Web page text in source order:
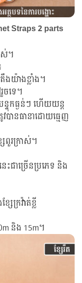
Straps 2 parts
ស់។
តឹងយ៉ាងខ្លាំង។
ចទេ។
ទុកធ្ងន់ៗ ហើយយន្ត
វបានធានាដោយធ្មេញ
ពួរក្រាស់។
ជាច្រើនប្រភេទ និង
ក្រវ៉ាត់ខ្លី
និង 15m។